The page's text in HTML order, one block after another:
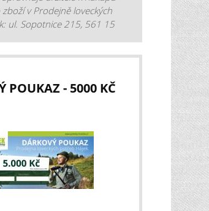
v Prodejně loveckých
ul. Sopotnice 215, 561 15
POUKAZ - 5000 KČ